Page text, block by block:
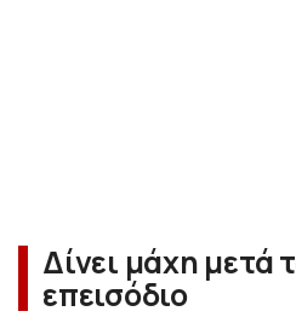
Δίνει μάχη μετά
επεισόδιο